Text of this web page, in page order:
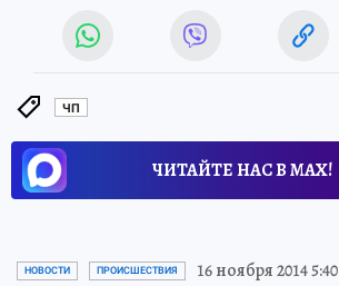
ЧП
ЧИТАЙТЕ НАС В МАХ!
НОВОСТИ ПРОИСШЕСТВИЯ 16 ноября 2014 5:40